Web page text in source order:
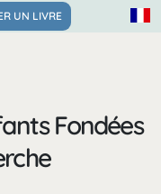
UN LIVRE
Fondées